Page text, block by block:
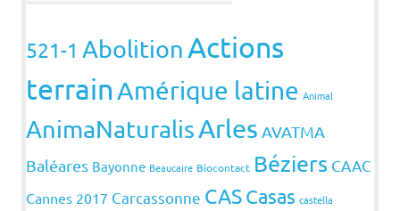
521-1 AbolitionActions
terrainAmérique latine Animal
AnimaNaturalisArles AVATMA
Baléares Bayonne Beaucaire Biocontact Béziers CAAC
Cannes 2017 Carcassonne CASCasas castella